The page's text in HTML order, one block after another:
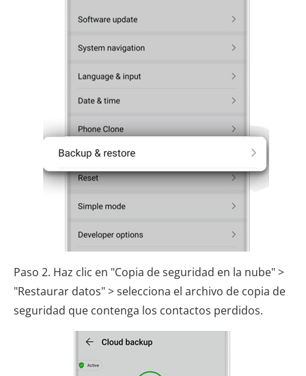
Paso 2. Haz clic en "Copia de seguridad en la nube" >
"Restaurar datos" > selecciona el archivo de copia de
seguridad que contenga los contactos perdidos.